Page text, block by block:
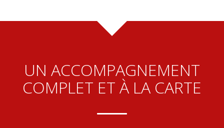
UN ACCOMPAGNEMENT
COMPLET ET À LA CARTE